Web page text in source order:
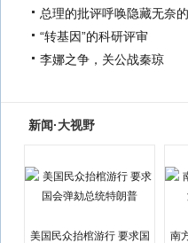
总理的批评呼唤隐藏无奈
“转基因”的科研评审
李娜之争，关公战秦琼
新闻·大视野
美国民众抬棺游行 要求国
南